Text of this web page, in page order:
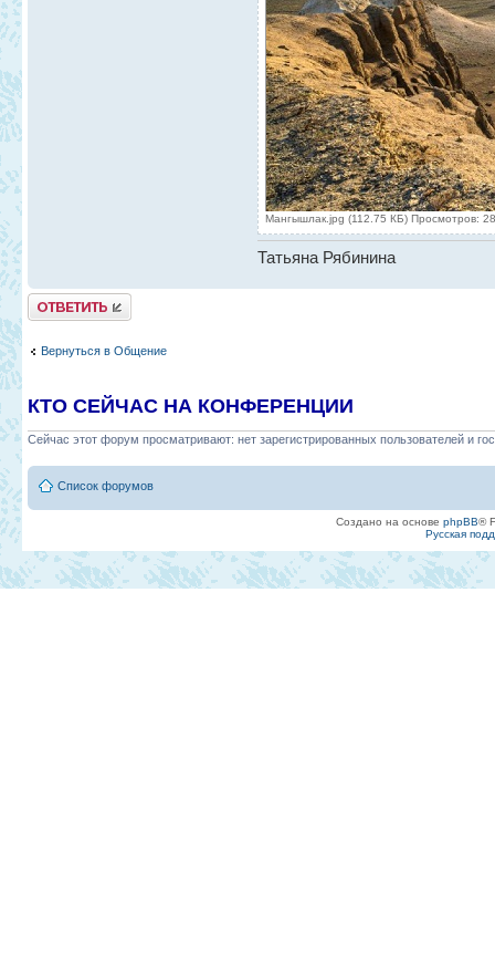
Мангышлак.jpg (112.75 КБ) Просмотров:
Татьяна Рябинина
Ответить
Вернуться в Общение
КТО СЕЙЧАС НА КОНФЕРЕНЦИИ
Сейчас этот форум просматривают: нет зарегистрированных пользователей и
Список форумов
Создано на основе phpBB®
Русская